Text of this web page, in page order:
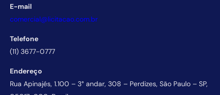
E-mail
comercial@licitacao.com.br
Telefone
(11) 3677-0777
Endereço
Rua Apinajés, 1.100 – 3° andar, 308 – Perdizes, São Paulo – SP,